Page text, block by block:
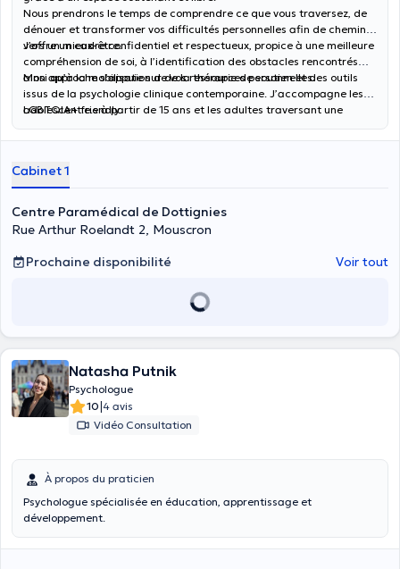
Nous prendrons le temps de comprendre ce que vous traversez, de
dénouer et transformer vos difficultés personnelles afin de cheminer
vers un mieux-être.
J’offre un cadre confidentiel et respectueux, propice à une meilleure
compréhension de soi, à l’identification des obstacles rencontrés
ainsi qu’à la mobilisation de vos ressources personnelles.
Mon approche s’appuie sur de la thérapie de soutien et des outils
issus de la psychologie clinique contemporaine. J’accompagne les
adolescent.e.s à partir de 15 ans et les adultes traversant une
LGBTQIA+ friendly.
Cabinet 1
Centre Paramédical de Dottignies
Rue Arthur Roelandt 2, Mouscron
Prochaine disponibilité
Voir tout
Natasha Putnik
Psychologue
10|4 avis
Vidéo Consultation
À propos du praticien
Psychologue spécialisée en éducation, apprentissage et
développement.